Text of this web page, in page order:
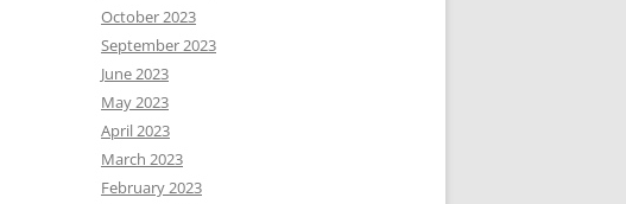
October 2023
September 2023
June 2023
May 2023
April 2023
March 2023
February 2023